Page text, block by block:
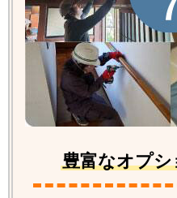
豊富なオプ